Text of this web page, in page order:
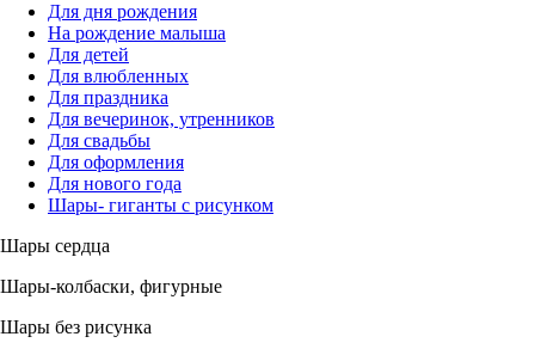
Для дня рождения
На рождение малыша
Для детей
Для влюбленных
Для праздника
Для вечеринок, утренников
Для свадьбы
Для оформления
Для нового года
Шары- гиганты с рисунком
Шары сердца
Шары-колбаски, фигурные
Шары без рисунка